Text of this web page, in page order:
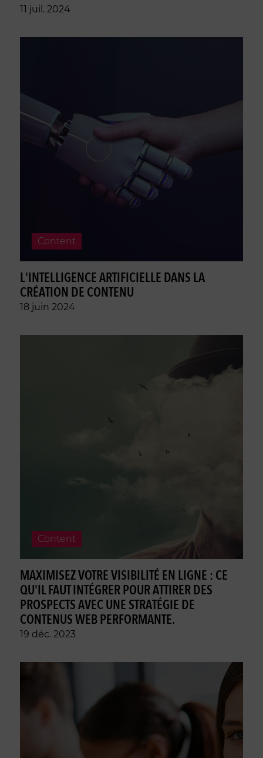
11 juil. 2024
Content
L'INTELLIGENCE ARTIFICIELLE DANS LA
CRÉATION DE CONTENU
18 juin 2024
Content
MAXIMISEZ VOTRE VISIBILITÉ EN LIGNE : CE
QU'IL FAUT INTÉGRER POUR ATTIRER DES
PROSPECTS AVEC UNE STRATÉGIE DE
CONTENUS WEB PERFORMANTE.
19 déc. 2023